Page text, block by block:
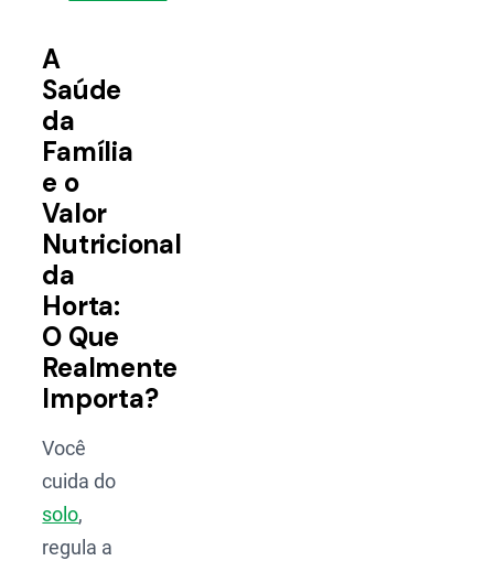
A
Saúde
da
Família
e o
Valor
Nutricional
da
Horta:
O Que
Realmente
Importa?
Você
cuida do
solo,
regula a